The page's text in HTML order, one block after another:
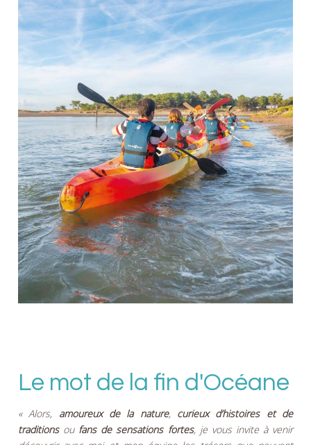
Le mot de la fin d'Océane
« Alors, amoureux de la nature, curieux d’histoires et de
traditionsou fans de sensations fortes, je vous invite à venir